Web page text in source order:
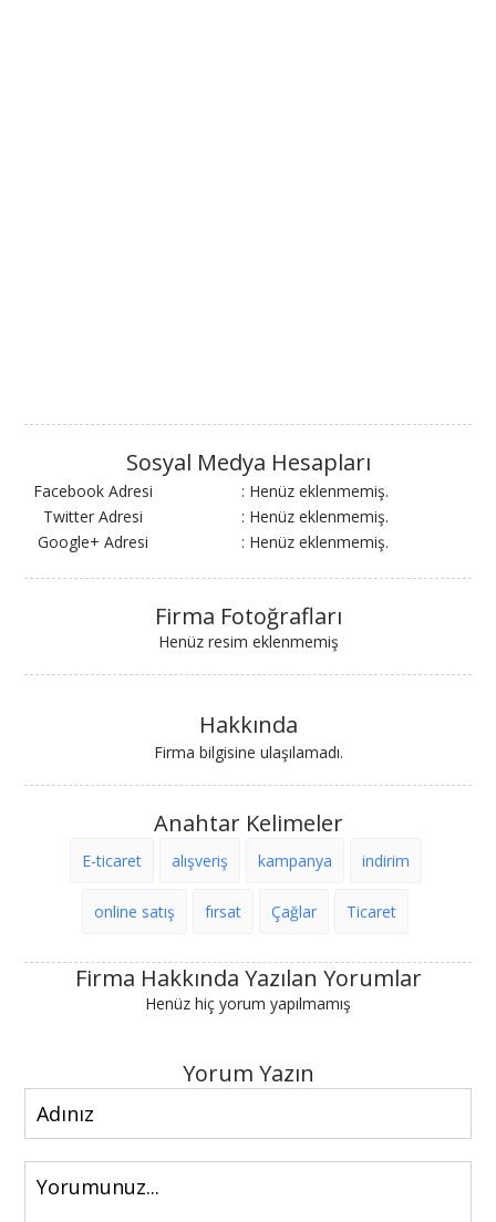
Sosyal Medya Hesapları
Facebook Adresi
: Henüz eklenmemiş.
Twitter Adresi
: Henüz eklenmemiş.
Google+ Adresi
: Henüz eklenmemiş.
Firma Fotoğrafları
Henüz resim eklenmemiş
Hakkında
Firma bilgisine ulaşılamadı.
Anahtar Kelimeler
E-ticaret alışveriş kampanya indirim
online satış fırsat Çağlar Ticaret
Firma Hakkında Yazılan Yorumlar
Henüz hiç yorum yapılmamış
Yorum Yazın